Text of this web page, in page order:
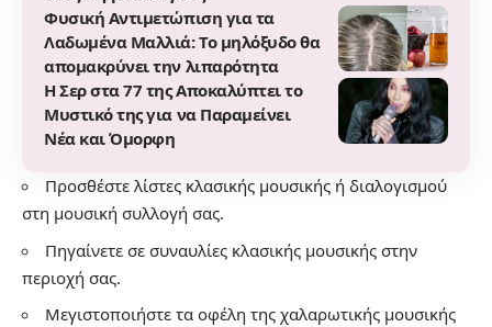
Φυσική Αντιμετώπιση για τα
Λαδωμένα Μαλλιά: Το μηλόξυδο θα
απομακρύνει την λιπαρότητα
Η Σερ στα 77 της Αποκαλύπτει το
Μυστικό της για να Παραμείνει
Νέα και Όμορφη
Προσθέστε λίστες κλασικής μουσικής ή διαλογισμού
στη μουσική συλλογή σας.
Πηγαίνετε σε συναυλίες κλασικής μουσικής στην
περιοχή σας.
Μεγιστοποιήστε τα οφέλη της χαλαρωτικής μουσικής